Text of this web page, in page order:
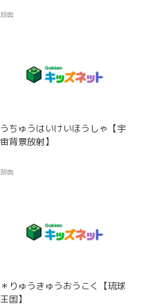
辞典
うちゅうはいけいほうしゃ【宇
宙背景放射】
辞典
＊りゅうきゅうおうこく【琉球
王国】